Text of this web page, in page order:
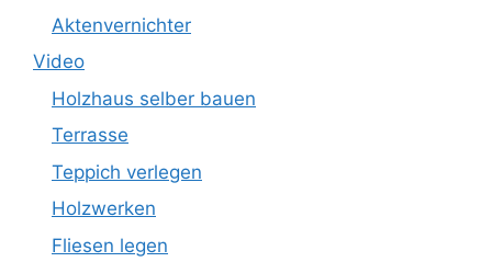
Aktenvernichter
Video
Holzhaus selber bauen
Terrasse
Teppich verlegen
Holzwerken
Fliesen legen